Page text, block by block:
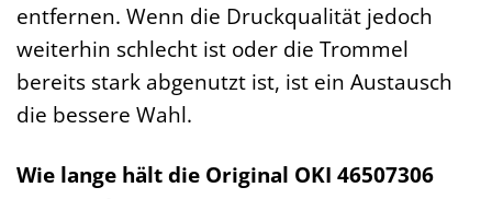
entfernen. Wenn die Druckqualität jedoch
weiterhin schlecht ist oder die Trommel
bereits stark abgenutzt ist, ist ein Austausch
die bessere Wahl.
Wie lange hält die Original OKI 46507306